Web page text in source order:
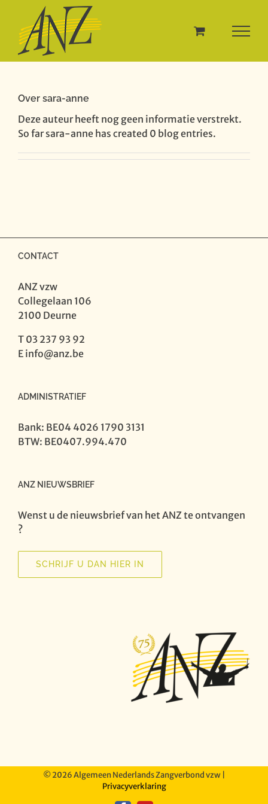
inhoud
Over sara-anne
Deze auteur heeft nog geen informatie verstrekt.
So far sara-anne has created 0 blog entries.
CONTACT
ANZ vzw
Collegelaan 106
2100 Deurne
T 03 237 93 92
E info@anz.be
ADMINISTRATIEF
Bank: BE04 4026 1790 3131
BTW: BE0407.994.470
ANZ NIEUWSBRIEF
Wenst u de nieuwsbrief van het ANZ te ontvangen
?
SCHRIJF U DAN HIER IN
©2026 Algemeen Nederlands Zangverbond vzw |
Privacyverklaring